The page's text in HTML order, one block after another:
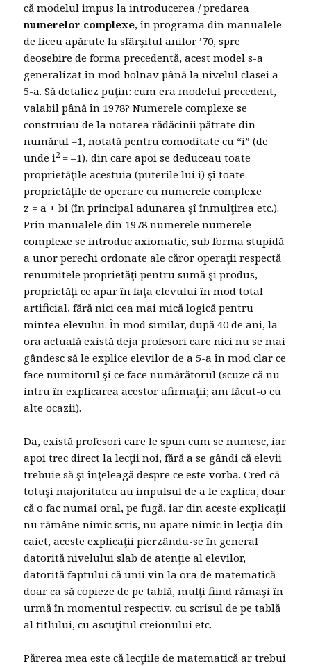
că modelul impus la introducerea / predarea
numerelor complexe, în programa din manualele
de liceu apărute la sfârşitul anilor ’70, spre
deosebire de forma precedentă, acest model s-a
generalizat în mod bolnav până la nivelul clasei a
5-a. Să detaliez puţin: cum era modelul precedent,
valabil până în 1978? Numerele complexe se
construiau de la notarea rădăcinii pătrate din
numărul –1, notată pentru comoditate cu “i” (de
unde i2 = –1), din care apoi se deduceau toate
proprietăţile acestuia (puterile lui i) şî toate
proprietăţile de operare cu numerele complexe
z = a + bi (în principal adunarea şî înmulţirea etc.).
Prin manualele din 1978 numerele numerele
complexe se introduc axiomatic, sub forma stupidă
a unor perechi ordonate ale căror operaţii respectă
renumitele proprietăţi pentru sumă şi produs,
proprietăţi ce apar în faţa elevului în mod total
artificial, fără nici cea mai mică logică pentru
mintea elevului. În mod similar, după 40 de ani, la
ora actuală există deja profesori care nici nu se mai
gândesc să le explice elevilor de a 5-a în mod clar ce
face numitorul şi ce face numărătorul (scuze că nu
intru în explicarea acestor afirmaţii; am făcut-o cu
alte ocazii).
Da, există profesori care le spun cum se numesc, iar
apoi trec direct la lecţii noi, fără a se gândi că elevii
trebuie să şi înţeleagă despre ce este vorba. Cred că
totuşi majoritatea au impulsul de a le explica, doar
că o fac numai oral, pe fugă, iar din aceste explicaţii
nu rămâne nimic scris, nu apare nimic în lecţia din
caiet, aceste explicaţii pierzându-se în general
datorită nivelului slab de atenţie al elevilor,
datorită faptului că unii vin la ora de matematică
doar ca să copieze de pe tablă, mulţi fiind rămaşi în
urmă în momentul respectiv, cu scrisul de pe tablă
al titlului, cu ascuţitul creionului etc.
Părerea mea este că lecţiile de matematică ar trebui